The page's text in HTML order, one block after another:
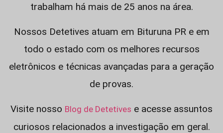
trabalham há mais de 25 anos na área.
Nossos Detetives atuam em Bituruna PR e em
todo o estado com os melhores recursos
eletrônicos e técnicas avançadas para a geração
de provas.
Visite nosso Blog de Detetives e acesse assuntos
curiosos relacionados a investigação em geral.